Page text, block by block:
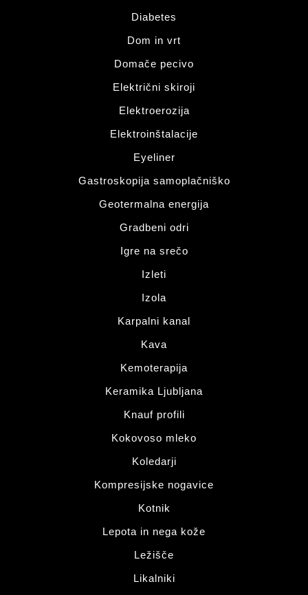
Diabetes
Dom in vrt
Domače pecivo
Električni skiroji
Elektroerozija
Elektroinštalacije
Eyeliner
Gastroskopija samoplačniško
Geotermalna energija
Gradbeni odri
Igre na srečo
Izleti
Izola
Karpalni kanal
Kava
Kemoterapija
Keramika Ljubljana
Knauf profili
Kokovoso mleko
Koledarji
Kompresijske nogavice
Kotnik
Lepota in nega kože
Ležišče
Likalniki